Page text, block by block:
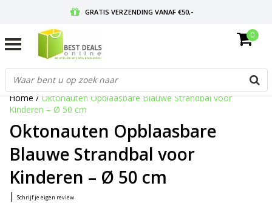
GRATIS VERZENDING VANAF €50,-
GRATIS RETOURNEREN EN 30 DAGEN BEDENKTIJD
0
Home/Oktonauten Opblaasbare Blauwe Strandbal voor
Kinderen – Ø 50 cm
Oktonauten Opblaasbare
Blauwe Strandbal voor
Kinderen – Ø 50 cm
| Schrijf je eigen review